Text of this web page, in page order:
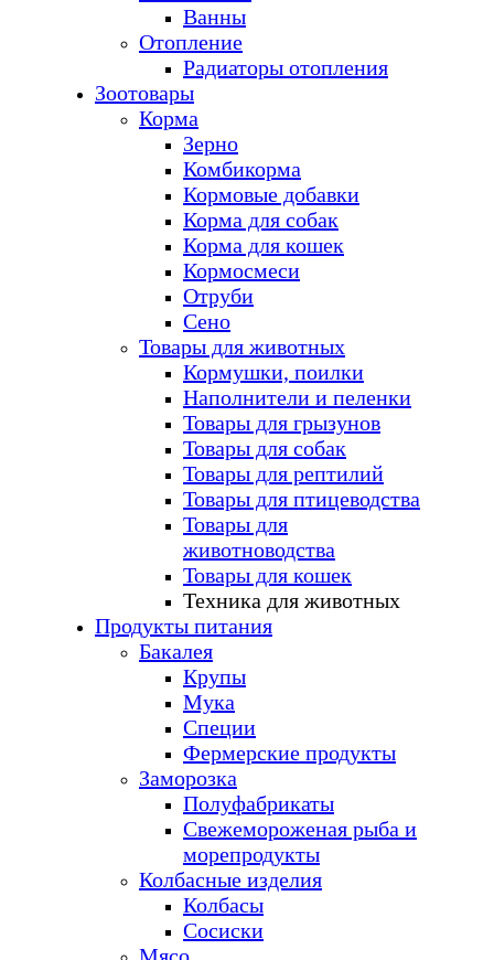
Ванны
Отопление
Радиаторы отопления
Зоотовары
Корма
Зерно
Комбикорма
Кормовые добавки
Корма для собак
Корма для кошек
Кормосмеси
Отруби
Сено
Товары для животных
Кормушки, поилки
Наполнители и пеленки
Товары для грызунов
Товары для собак
Товары для рептилий
Товары для птицеводства
Товары для
животноводства
Товары для кошек
Техника для животных
Продукты питания
Бакалея
Крупы
Мука
Специи
Фермерские продукты
Заморозка
Полуфабрикаты
Свежемороженая рыба и
морепродукты
Колбасные изделия
Колбасы
Сосиски